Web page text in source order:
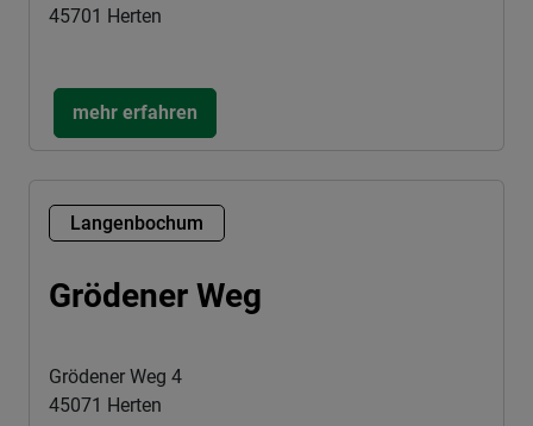
45701 Herten
mehr erfahren
Langenbochum
Grödener Weg
Grödener Weg 4
45071 Herten